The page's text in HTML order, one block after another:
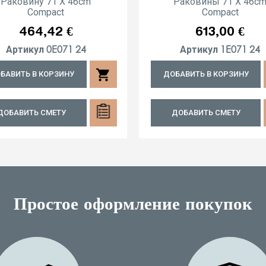
Compact
Цена
464,42 €
Артикул 0E071 24
В КОРЗИНУ shopping_cart
СМЕТУ
Compact
Цена
613,00 €
Артикул 1E071 24
ДОБАВИТЬ В КОРЗИНУ
ДОБАВИТЬ СМЕТУ
Простое оформление покупок